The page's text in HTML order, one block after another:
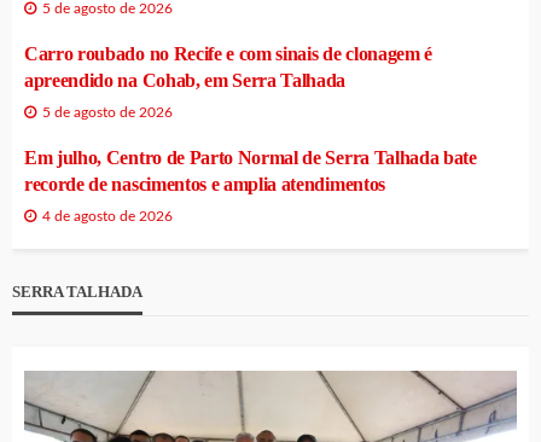
5 de agosto de 2026
Carro roubado no Recife e com sinais de clonagem é
apreendido na Cohab, em Serra Talhada
5 de agosto de 2026
Em julho, Centro de Parto Normal de Serra Talhada bate
recorde de nascimentos e amplia atendimentos
4 de agosto de 2026
SERRA TALHADA